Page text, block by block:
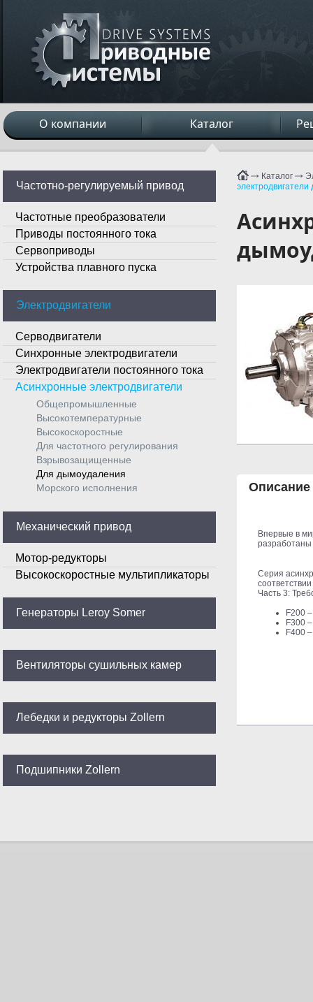
О компании Каталог
Каталог
Описание
Впервые в
разработаны
Серия
Часть 3:
F200
F300
F400
Частотно-регулируемый привод
Частотные преобразователи
Приводы постоянного тока
Сервоприводы
Устройства плавного пуска
Электродвигатели
Серводвигатели
Синхронные электродвигатели
Электродвигатели постоянного тока
Асинхронные электродвигатели
Общепромышленные
Высокотемпературные
Высокоскоростные
Для частотного регулирования
Взрывозащищенные
Для дымоудаления
Морского исполнения
Механический привод
Мотор-редукторы
Высокоскоростные мультипликаторы
Генераторы Leroy Somer
Вентиляторы сушильных камер
Лебедки и редукторы Zollern
Подшипники Zollern